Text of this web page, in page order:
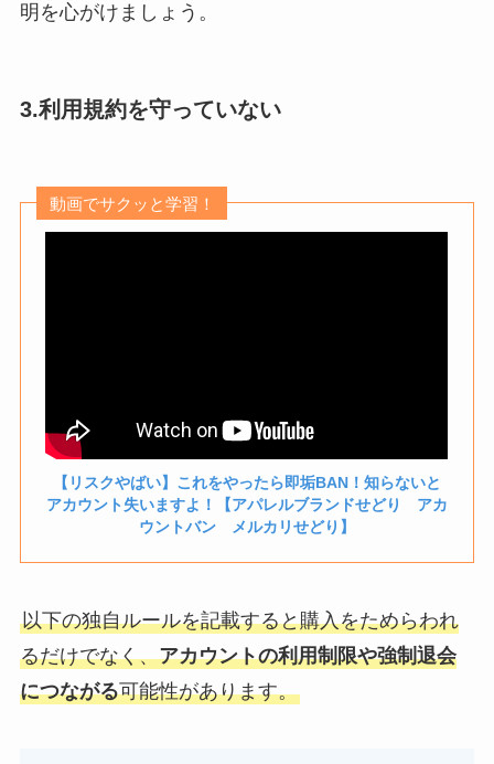
明を心がけましょう。
3.利用規約を守っていない
動画でサクッと学習！
【リスクやばい】これをやったら即垢BAN！知らないと
アカウント失いますよ！【アパレルブランドせどり アカ
ウントバン メルカリせどり】
以下の独自ルールを記載すると購入をためらわれ
るだけでなく、アカウントの利用制限や強制退会
につながる可能性があります。